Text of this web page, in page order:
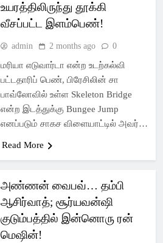
உயரத்திலிருந்து தூக்கி
வீசப்பட்ட இளம்பெண்!
admin 2 months ago 0
மரியா எடுவார்டா என்ற உடற்கல்வி
பட்டதாரிப் பெண், பிரேசிலின் சா
பாவ்லோவில் உள்ள Skeleton Bridge
என்ற இடத்துக்கு Bungee Jump
எனப்படும் சாகச விளையாட்டில் அவர்…
Read More
அண்ணன் வைபவ்… தம்பி
ஆசிர்வாத்; சூர்யவன்ஷி
குடும்பத்தில் இன்னொரு ரன்
மெஷின்!